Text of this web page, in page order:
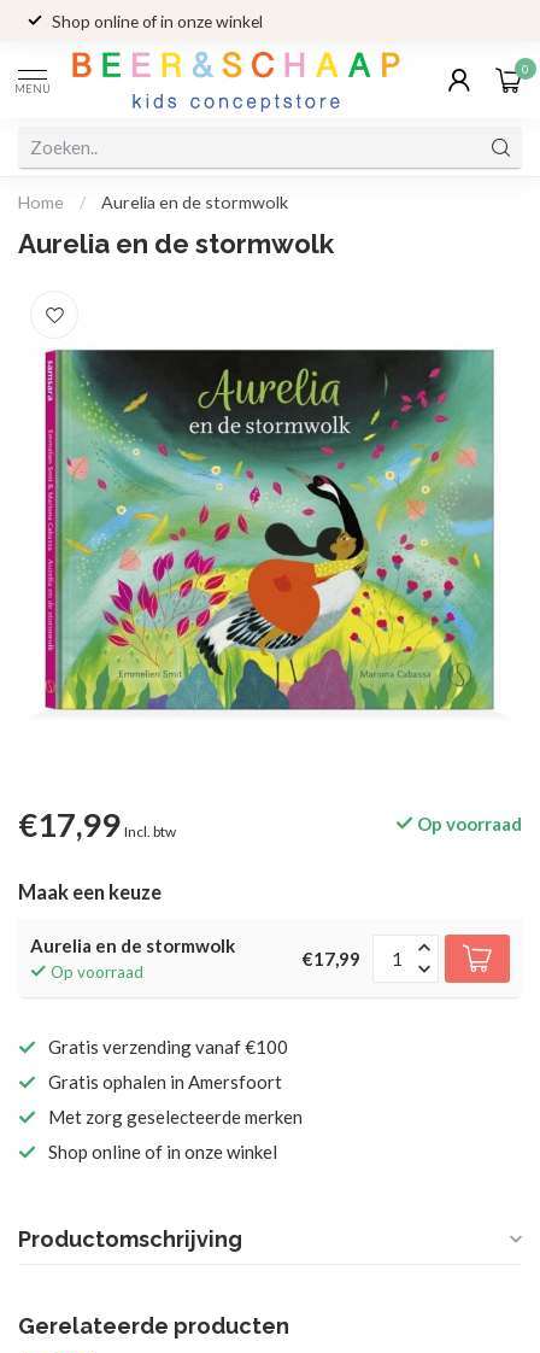
Shop online of in onze winkel
MENU
0
Home / Aurelia en de stormwolk
Aurelia en de stormwolk
€17,99 Incl. btw Op voorraad
Maak een keuze
Aurelia en de stormwolk
Op voorraad
€17,99
Gratis verzending vanaf €100
Gratis ophalen in Amersfoort
Met zorg geselecteerde merken
Shop online of in onze winkel
Productomschrijving
Gerelateerde producten